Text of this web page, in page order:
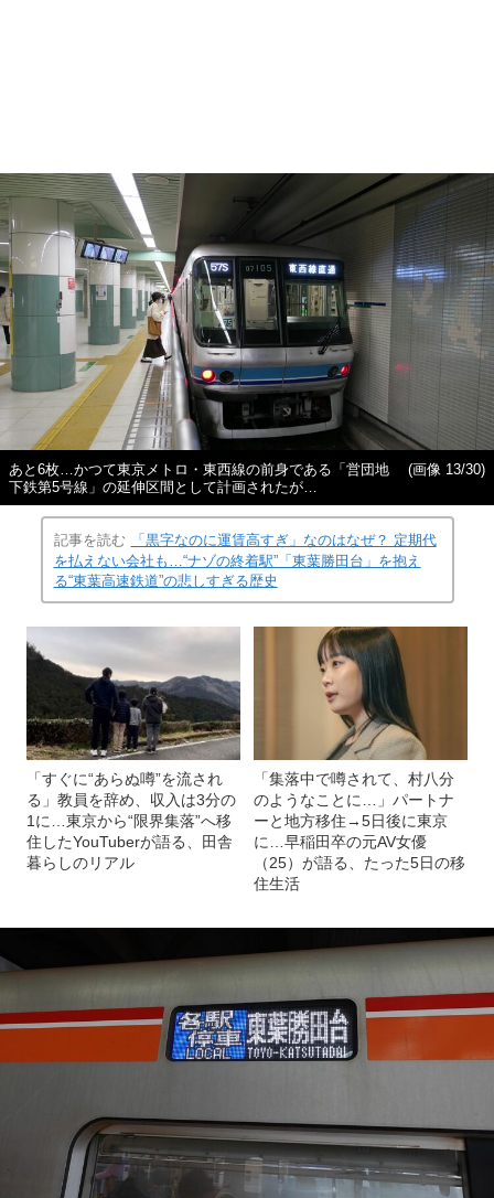
あと6枚…かつて東京メトロ・東西線の前身である「営団地
下鉄第5号線」の延伸区間として計画されたが…
(画像 13/30)
記事を読む
「黒字なのに運賃高すぎ」なのはなぜ？ 定期代
を払えない会社も…“ナゾの終着駅”「東葉勝田台」を抱え
る“東葉高速鉄道”の悲しすぎる歴史
「すぐに“あらぬ噂”を流され
る」教員を辞め、収入は3分の
1に…東京から“限界集落”へ移
住したYouTuberが語る、田舎
暮らしのリアル
「集落中で噂されて、村八分
のようなことに…」パートナ
ーと地方移住→5日後に東京
に…早稲田卒の元AV女優
（25）が語る、たった5日の移
住生活